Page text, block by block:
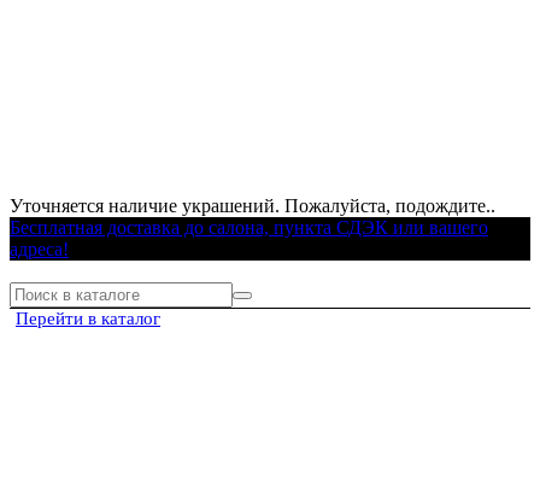
Уточняется наличие украшений. Пожалуйста, подождите..
Бесплатная доставка до салона, пункта СДЭК или вашего
адреса!
Перейти в каталог